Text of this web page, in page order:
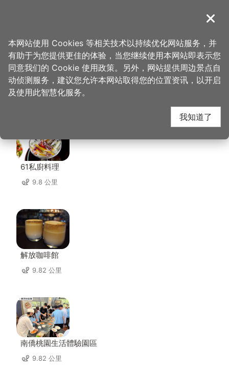
導覽
首页 > 想去的地方 > 住宿 > 伯爵商务旅店
伯爵商务旅店 周边店家
61私廚料理
9.8 公里
解放咖啡館
9.82 公里
南僑桃園生活體驗園區
9.82 公里
关闭
本网站使用 Cookies 等相关技术以持续优化网站服务，并
有助于为您提供更佳的体验，当您继续使用本网站即表示您
同意我们的 Cookie 使用政策。另外，网站提供周边景点自
动侦测服务，建议您允许本网站取得您的位置资讯，以开启
及使用此智慧化服务。
我知道了